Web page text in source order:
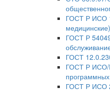
ГОСТ Р ИСО
медицинские)
ГОСТ Р
ГОСТ
ГОСТ Р ИСО/
программных
ГОСТ Р ИСО